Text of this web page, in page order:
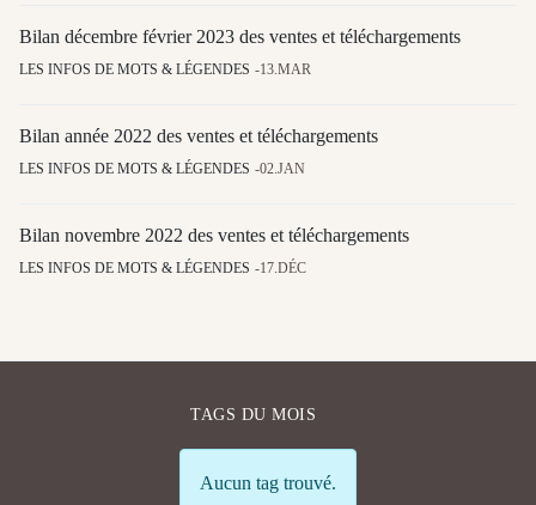
Bilan décembre février 2023 des ventes et téléchargements
LES INFOS DE MOTS & LÉGENDES 13.MAR
Bilan année 2022 des ventes et téléchargements
LES INFOS DE MOTS & LÉGENDES 02.JAN
Bilan novembre 2022 des ventes et téléchargements
LES INFOS DE MOTS & LÉGENDES 17.DÉC
TAGS DU MOIS
Info
Aucun tag trouvé.